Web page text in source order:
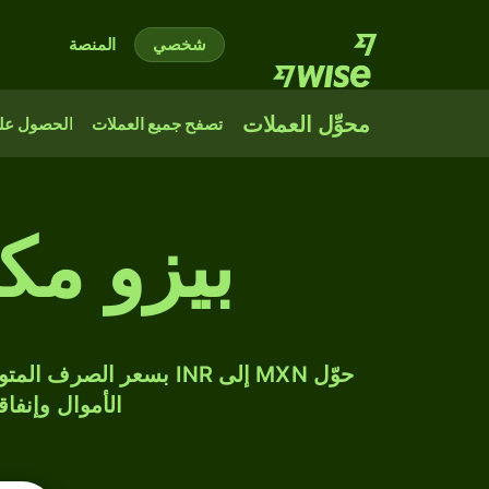
شخصي المنصة
محوِّل العملات تصفح جميع العملات الحصول
بيزو
الأموال